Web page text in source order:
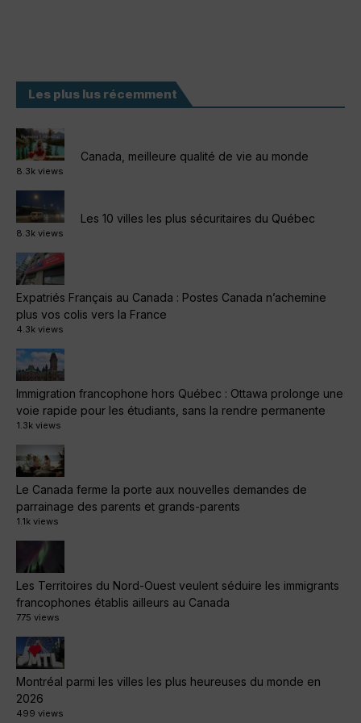
Les plus lus récemment
Canada, meilleure qualité de vie au monde
8.3k views
Les 10 villes les plus sécuritaires du Québec
8.3k views
Expatriés Français au Canada : Postes Canada n’achemine
plus vos colis vers la France
4.3k views
Immigration francophone hors Québec : Ottawa prolonge une
voie rapide pour les étudiants, sans la rendre permanente
1.3k views
Le Canada ferme la porte aux nouvelles demandes de
parrainage des parents et grands-parents
1.1k views
Les Territoires du Nord-Ouest veulent séduire les immigrants
francophones établis ailleurs au Canada
775 views
Montréal parmi les villes les plus heureuses du monde en
2026
499 views